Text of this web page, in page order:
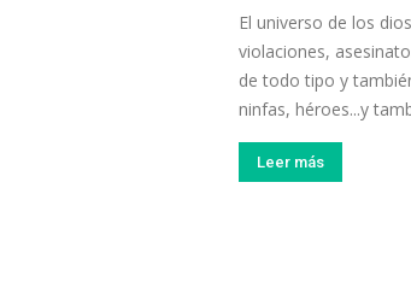
El universo de los
violaciones,
de todo tipo y
ninfas, héroes...y
Leer más